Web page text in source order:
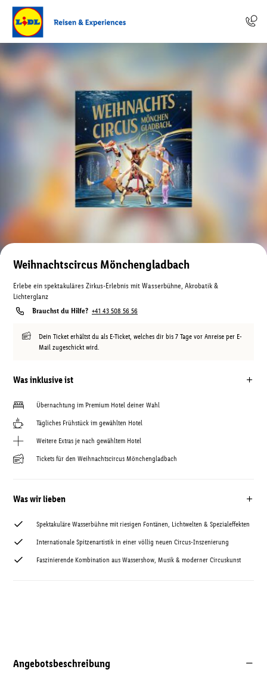
Weihnachtscircus Mönchengladbach
Erlebe ein spektakuläres Zirkus-Erlebnis mit Wasserbühne, Akrobatik &
Lichterglanz
Brauchst du Hilfe? +41 43 508 56 56
Dein Ticket erhältst du als E-Ticket, welches dir bis 7 Tage vor Anreise per E-
Mail zugeschickt wird.
Was inklusive ist
Übernachtung im Premium Hotel deiner Wahl
Tägliches Frühstück im gewählten Hotel
Weitere Extras je nach gewähltem Hotel
Tickets für den Weihnachtscircus Mönchengladbach
Was wir lieben
Spektakuläre Wasserbühne mit riesigen Fontänen, Lichtwelten & Spezialeffekten
Internationale Spitzenartistik in einer völlig neuen Circus-Inszenierung
Faszinierende Kombination aus Wassershow, Musik & moderner Circuskunst
Angebotsbeschreibung